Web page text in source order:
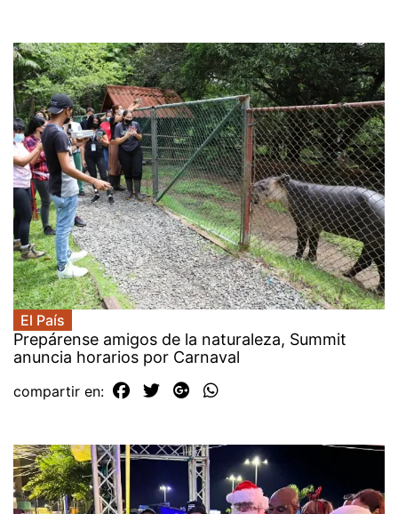
El País
Prepárense amigos de la naturaleza, Summit
anuncia horarios por Carnaval
compartir en: